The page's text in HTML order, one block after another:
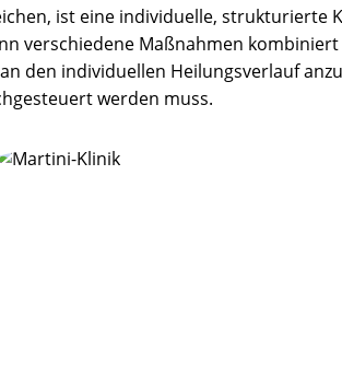
ist eine individuelle, strukturierte
verschiedene Maßnahmen
den individuellen Heilungsverlauf
werden muss.